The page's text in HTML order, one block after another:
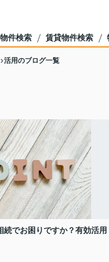
件検索 賃貸物件検索
活用のブログ一覧
続でお困りですか？有効活用